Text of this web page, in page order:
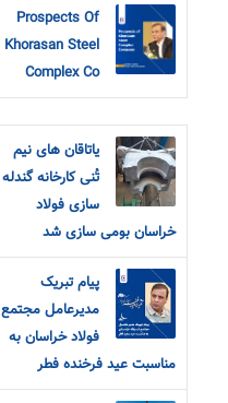
Prospects Of
Khorasan Steel
Complex Co
یاتاقان های نیم
تُنی کارخانه گندله
سازی فولاد
خراسان بومی سازی شد
پیام تبریک
مدیرعامل مجتمع
فولاد خراسان به
مناسبت عید فرخنده فطر